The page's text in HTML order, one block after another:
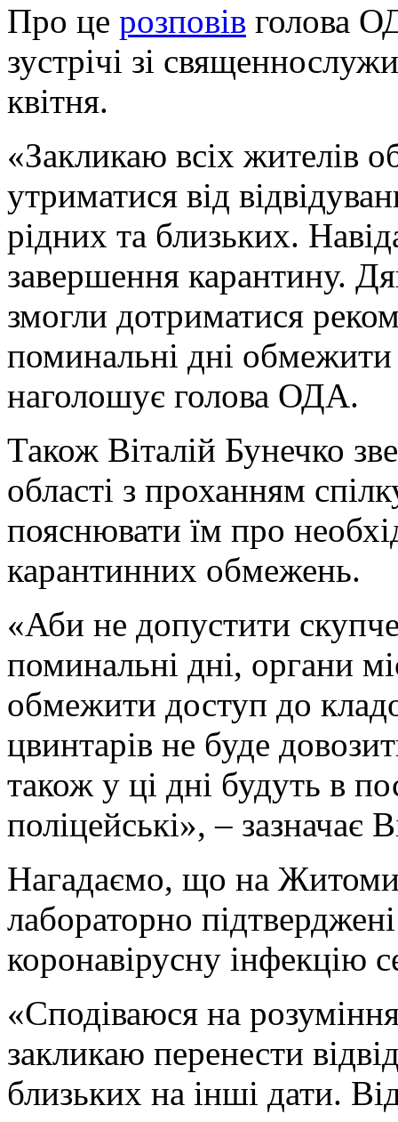
Про це розповів голова
зустрічі зі
квітня.
«Закликаю всіх жителів
утриматися від
рідних та близьких.
завершення карантину.
змогли дотриматися
поминальні дні
наголошує голова ОДА.
Також Віталій Бунечко
області з проханням
пояснювати їм про
карантинних обмежень.
«Аби не допустити
поминальні дні, органи
обмежити доступ до
цвинтарів не буде
також у ці дні будуть в
поліцейські», – зазначає
Нагадаємо, що на
лабораторно
коронавірусну інфекцію
«Сподіваюся на
закликаю перенести
близьких на інші дати.